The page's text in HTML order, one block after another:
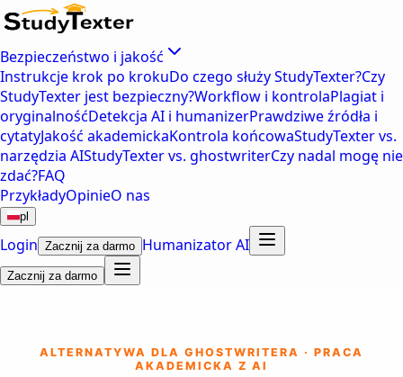
Bezpieczeństwo i jakość
Instrukcje krok po krokuDo czego służy StudyTexter?Czy
StudyTexter jest bezpieczny?Workflow i kontrolaPlagiat i
oryginalnośćDetekcja AI i humanizerPrawdziwe źródła i
cytatyJakość akademickaKontrola końcowaStudyTexter vs.
narzędzia AIStudyTexter vs. ghostwriterCzy nadal mogę nie
zdać?FAQ
PrzykładyOpinieO nas
pl
Login Zacznij za darmo Humanizator AI
Zacznij za darmo
ALTERNATYWA DLA GHOSTWRITERA · PRACA
AKADEMICKA Z AI